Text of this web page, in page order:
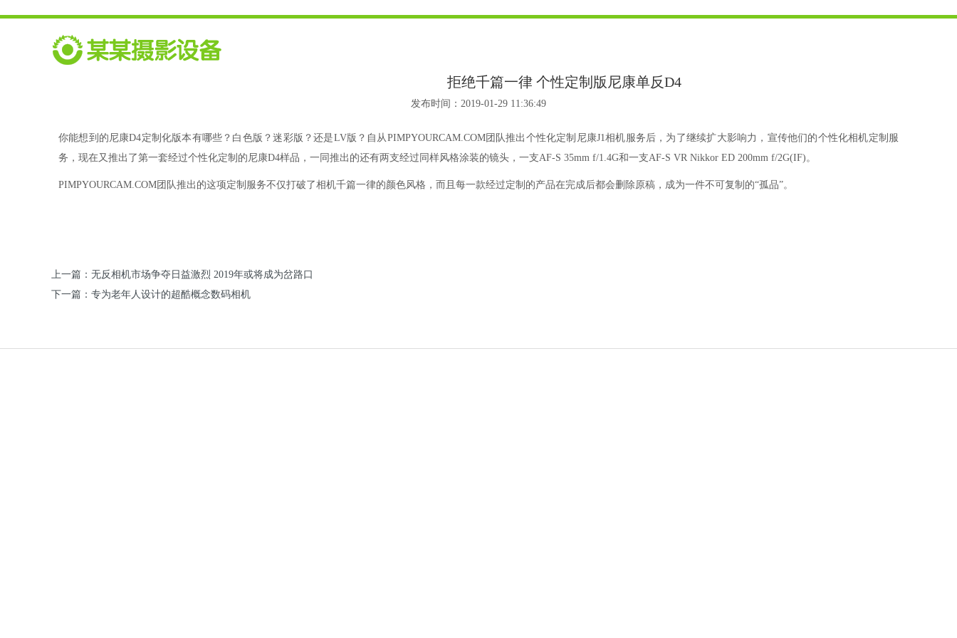
拒绝千篇一律 个性定制版尼康单反D4
发布时间：2019-01-29 11:36:49
你能想到的尼康D4定制化版本有哪些？白色版？迷彩版？还是LV版？自从PIMPYOURCAM.COM团队推出个性化定制尼康J1相机服务后，为了继续扩大影响力，宣传他们的个性化相机定制服
务，现在又推出了第一套经过个性化定制的尼康D4样品，一同推出的还有两支经过同样风格涂装的镜头，一支AF-S 35mm f/1.4G和一支AF-S VR Nikkor ED 200mm f/2G(IF)。
PIMPYOURCAM.COM团队推出的这项定制服务不仅打破了相机千篇一律的颜色风格，而且每一款经过定制的产品在完成后都会删除原稿，成为一件不可复制的“孤品”。
上一篇：无反相机市场争夺日益激烈 2019年或将成为岔路口
下一篇：专为老年人设计的超酷概念数码相机